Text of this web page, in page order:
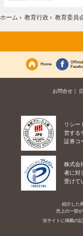
ホーム › 教育行政 › 教育委員
Home
Official
お問合せ
リシー
営する
証券コ
株式会
者に対
受けて
紹介した
売上の一部
当サイトに掲載の